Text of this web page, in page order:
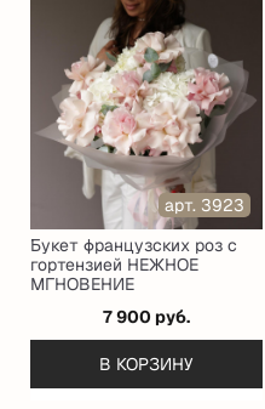
арт. 3923
Букет французских роз с
гортензией НЕЖНОЕ
МГНОВЕНИЕ
7 900 руб.
В КОРЗИНУ